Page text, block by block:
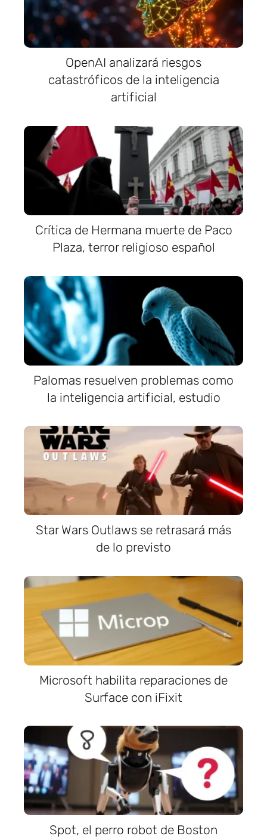
OpenAI analizará riesgos
catastróficos de la inteligencia
artificial
Crítica de Hermana muerte de Paco
Plaza, terror religioso español
Palomas resuelven problemas como
la inteligencia artificial, estudio
Star Wars Outlaws se retrasará más
de lo previsto
Microsoft habilita reparaciones de
Surface con iFixit
Spot, el perro robot de Boston